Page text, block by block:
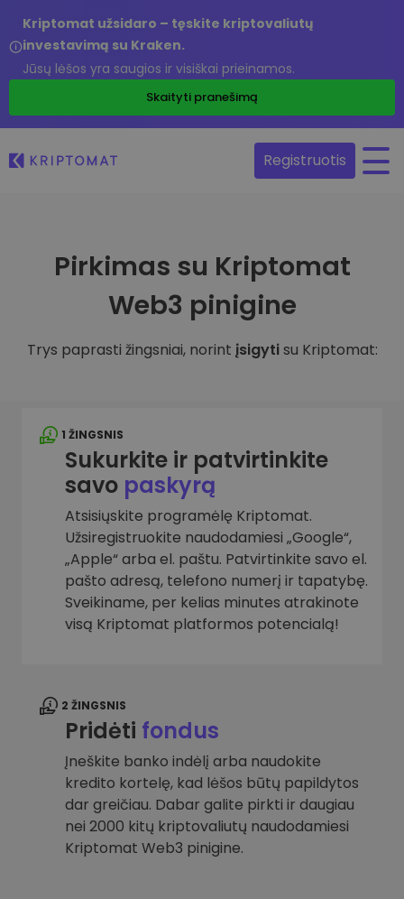
Kriptomat užsidaro – tęskite kriptovaliutų
investavimą su Kraken.
Jūsų lėšos yra saugios ir visiškai prieinamos.
Skaityti pranešimą
Registruotis
Pirkimas su Kriptomat
Web3 pinigine
Trys paprasti žingsniai, norint įsigytisu Kriptomat:
1 ŽINGSNIS
Sukurkite ir patvirtinkite
savo paskyrą
Atsisiųskite programėlę Kriptomat.
Užsiregistruokite naudodamiesi „Google“,
„Apple“ arba el. paštu. Patvirtinkite savo el.
pašto adresą, telefono numerį ir tapatybę.
Sveikiname, per kelias minutes atrakinote
visą Kriptomat platformos potencialą!
2 ŽINGSNIS
Pridėti fondus
Įneškite banko indėlį arba naudokite
kredito kortelę, kad lėšos būtų papildytos
dar greičiau. Dabar galite pirkti ir daugiau
nei 2000 kitų kriptovaliutų naudodamiesi
Kriptomat Web3 pinigine.